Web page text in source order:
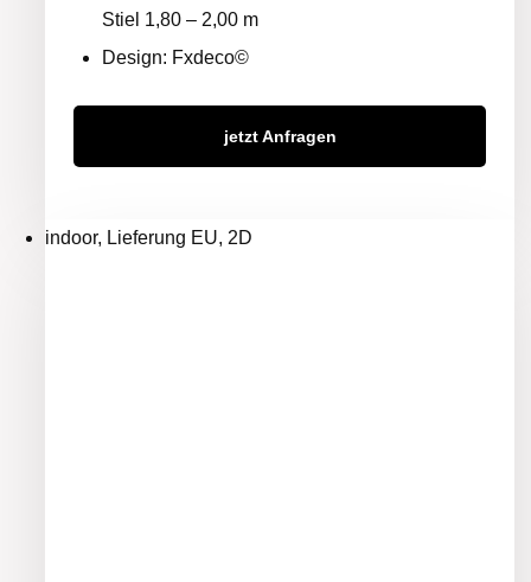
Stiel 1,80 – 2,00 m
Design: Fxdeco©
jetzt Anfragen
indoor, Lieferung EU, 2D